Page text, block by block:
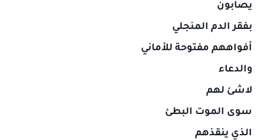
يصابون
بفقر الدم المنجلي
أفواههم مفتوحة للأماني
والدعاء
لاشئ لهم
سوى الموت البطئ
الذي ينقذهم